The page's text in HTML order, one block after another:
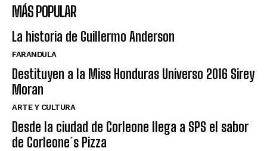
MÁS POPULAR
La historia de Guillermo Anderson
FARANDULA
Destituyen a la Miss Honduras Universo 2016 Sirey
Moran
ARTE Y CULTURA
Desde la ciudad de Corleone llega a SPS el sabor
de Corleone´s Pizza